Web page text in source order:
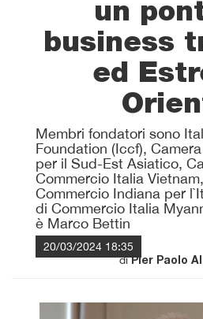
un
business
ed
Membri fondatori sono
Foundation (Iccf),
per il Sud-Est Asiatico,
Commercio Italia
Commercio Indiana per
di Commercio Italia
è Marco Bettin
20/03/2024 18:35
diPier Paolo